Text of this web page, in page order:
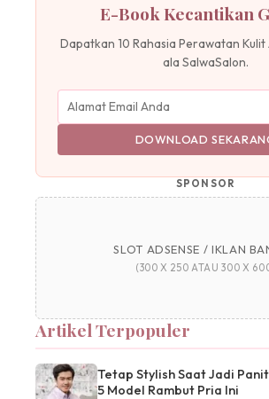
E-Book Kecantikan
Dapatkan 10 Rahasia Perawatan Kulit
ala SalwaSalon.
DOWNLOAD
SPONSOR
SLOT ADSENSE / IKLAN
(300 X 250 ATAU 300 X
Artikel Terpopuler
Tetap Stylish Saat Jadi
5 Model Rambut Pria Ini